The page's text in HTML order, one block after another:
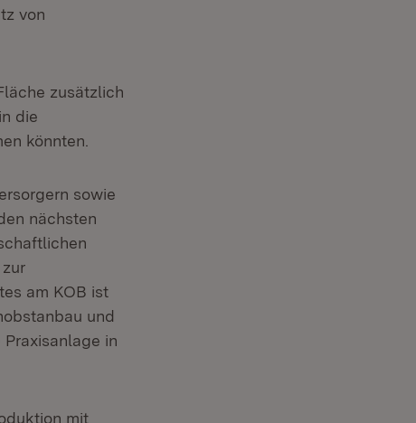
von
zusätzlich
die
könnten.
sowie
nächsten
am KOB ist
und
in
mit